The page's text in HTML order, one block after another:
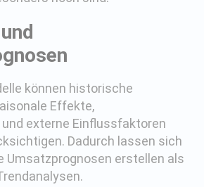
können historische
Effekte,
externe Einflussfaktoren
Dadurch lassen sich
Umsatzprognosen erstellen als